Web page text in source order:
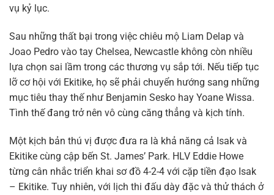
vụ kỷ lục.
Sau những thất bại trong việc chiêu mộ Liam Delap và
Joao Pedro vào tay Chelsea, Newcastle không còn nhiều
lựa chọn sai lầm trong các thương vụ sắp tới. Nếu tiếp tục
lỡ cơ hội với Ekitike, họ sẽ phải chuyển hướng sang những
mục tiêu thay thế như Benjamin Sesko hay Yoane Wissa.
Tình thế đang trở nên vô cùng căng thẳng và kịch tính.
Một kịch bản thú vị được đưa ra là khả năng cả Isak và
Ekitike cùng cập bến St. James’ Park. HLV Eddie Howe
từng cân nhắc triển khai sơ đồ 4-2-4 với cặp tiền đạo Isak
– Ekitike. Tuy nhiên, với lịch thi đấu dày đặc và thử thách ở